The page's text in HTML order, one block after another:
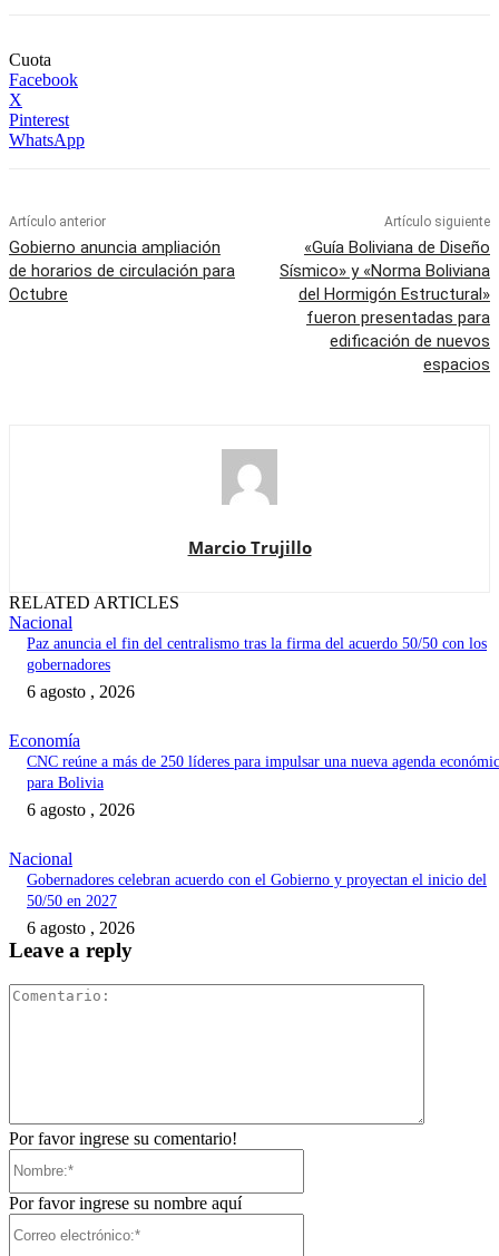
Cuota
Facebook
X
Pinterest
WhatsApp
Artículo anterior
Gobierno anuncia ampliación
de horarios de circulación para
Octubre
Artículo siguiente
«Guía Boliviana de Diseño
Sísmico» y «Norma Boliviana
del Hormigón Estructural»
fueron presentadas para
edificación de nuevos
espacios
Marcio Trujillo
RELATED ARTICLES
Nacional
Paz anuncia el fin del centralismo tras la firma del acuerdo 50/50 con los
gobernadores
6 agosto , 2026
Economía
CNC reúne a más de 250 líderes para impulsar una nueva agenda
para Bolivia
6 agosto , 2026
Nacional
Gobernadores celebran acuerdo con el Gobierno y proyectan el inicio del
50/50 en 2027
6 agosto , 2026
Leave a reply
Por favor ingrese su comentario!
Por favor ingrese su nombre aquí